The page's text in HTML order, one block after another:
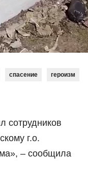
спасение героизм
сотрудников
г.о.
– сообщила